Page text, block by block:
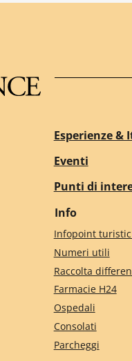
Esperienze &
Eventi
Punti di
Info
Infopoint
Numeri utili
Raccolta
Farmacie H24
Ospedali
Consolati
Parcheggi